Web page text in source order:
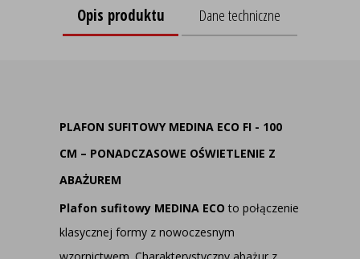
Opis produktu Dane techniczne
PLAFON SUFITOWY MEDINA ECO FI - 100
CM – PONADCZASOWE OŚWIETLENIE Z
ABAŻUREM
Plafon sufitowy MEDINA ECO to połączenie
klasycznej formy z nowoczesnym